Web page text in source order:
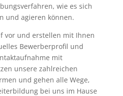
wie es sich
und agieren können.
vor und erstellen mit Ihnen
Bewerberprofil und
mit
unsere zahlreichen
und gehen alle Wege,
bei uns im Hause